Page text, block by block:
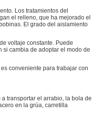
Los tratamientos del
el relleno, que ha mejorado el
El grado del aislamiento
voltaje constante. Puede
cambia de adoptar el modo de
conveniente para trabajar con
transportar el arrabio, la bola de
en la grúa, carretilla